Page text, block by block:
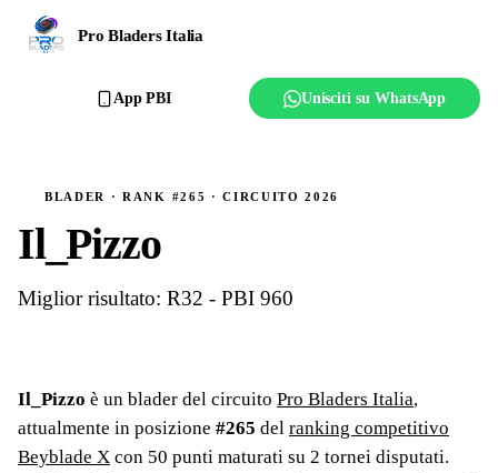
Pro Bladers Italia
Ranking
Regolamento
App PBI Unisciti su WhatsApp
BLADER · RANK #265 · CIRCUITO 2026
Il_Pizzo
Miglior risultato: R32 - PBI 960
Il_Pizzo è un blader del circuito Pro Bladers Italia,
attualmente in posizione #265 del ranking competitivo
Beyblade X con 50 punti maturati su 2 tornei disputati.